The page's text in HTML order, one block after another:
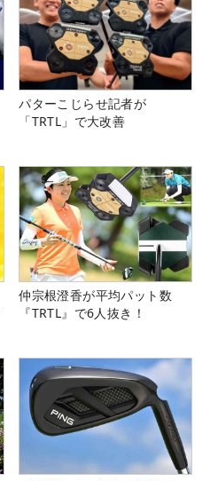
パターこじらせ記者が
「TRTL」で大改善
仲宗根澄香が平均パット数
『TRTL』で6人抜き！